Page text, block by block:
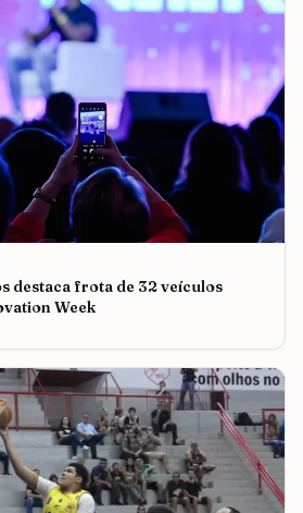
destaca frota de 32 veículos
Week